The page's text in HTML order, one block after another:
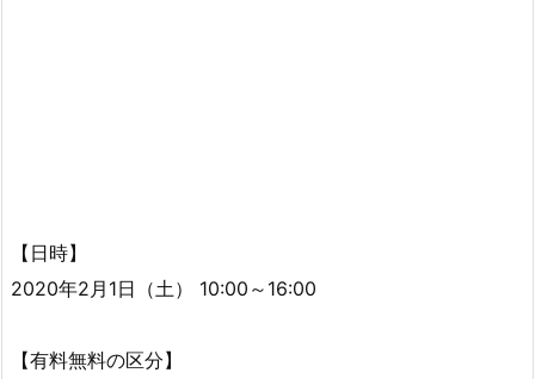
【日時】
2020年2月1日（土） 10:00～16:00
【有料無料の区分】